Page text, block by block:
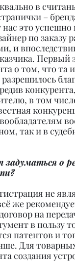
в
–
это успешно
по заказу
и
Первый
о том, что та
в том
так и в
о
не
же
на
в пользу
патентов и
Для
создания